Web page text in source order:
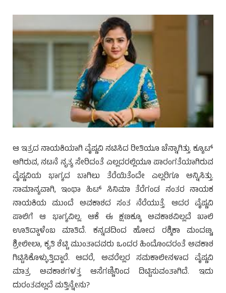
ಆ ಇತ್ರದ ನಾಯಕಿಯಾಗಿ ವೈಷ್ಣವಿ ನಟಿಸಿದ ರೀತಿಯೂ ಚೆನ್ನಾಗಿತ್ತು. ಕ್ಯೂಟ್
ಆಗಿರುವ, ನಟನೆ ನೃತ್ಯ ಸೇರಿದಂತೆ ಎಲ್ಲದರಲ್ಲಿಯೂ ಪಾರಂಗತೆಯಾಗಿರುವ
ವೈಷ್ಣವಿಯ ಭಾಗ್ಯದ ಬಾಗಿಲು ತೆರೆಯಿತೆಂದೇ ಎಲ್ಲರಿಗೂ ಅನ್ನಿಸಿತ್ತು.
ಸಾಮಾನ್ಯವಾಗಿ, ಇಂಥಾ ಹಿಟ್ ಸಿನಿಮಾ ತೆರೆಗಂಡ ನಂತರ ನಾಯಕ
ನಾಯಕಿಯ ಮುಂದೆ ಅವಕಾಶದ ಸಂತ ನೆರೆಯುತ್ತೆ. ಆದರ ವೈಷ್ಣವಿ
ಪಾಲಿಗೆ ಆ ಭಾಗ್ಯವಿಲ್ಲ. ಆಕೆ ಈ ಕ್ಷಣಕ್ಕೂ ಅವಕಾಶವಿಲ್ಲದೆ ಖಾಲಿ
ಊತಿದ್ದಾಳೆಂಬ ಮಾತಿದೆ. ಕನ್ನಡದಿಂದ ಹೋದ ರಶ್ಮಿಕಾ ಮಂದಣ್ಣ,
ಶ್ರೀಲೀಲಾ, ಕೃತಿ ಶೆಟ್ಟಿ ಮುಂತಾದವರು ಒಂದರ ಹಿಂದೊಂದರಂತೆ ಅವಕಾಶ
ಗಿಟ್ಟಿಸಿಕೊಳ್ಳುತ್ತಿದ್ದಾರೆ. ಆದರೆ, ಅವರೆಲ್ಲರ ಸಮಕಾಲೀನಳಾದ ವೈಷ್ಣವಿ
ಮಾತ್ರ ಅವಕಾಶಗಳತ್ತ ಆಸೆಗಣ್ಣಿನಿಂದ ದಿಟ್ಟಿಸುವಂತಾಗಿದೆ. ಇದು
ದುರಂತವಲ್ಲದೆ ಮತ್ತಿನ್ನೇನು?